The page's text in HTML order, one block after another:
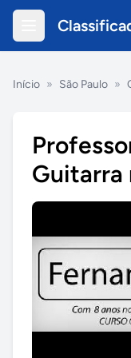
Início » São Paulo »
Guitarra